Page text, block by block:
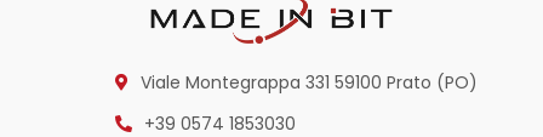
Viale Montegrappa 331 59100 Prato (PO)
+39 0574 1853030